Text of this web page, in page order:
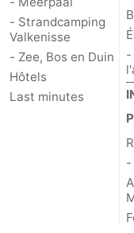
- Strandcamping
Valkenisse
- Zee, Bos en Duin
Hôtels
Last minutes
-
-